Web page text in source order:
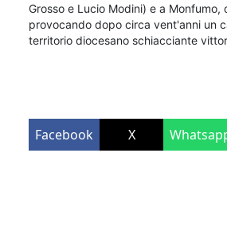
Grosso e Lucio Modini) e a
provocando dopo circa vent'anni un
territorio diocesano schiacciante
Facebook X